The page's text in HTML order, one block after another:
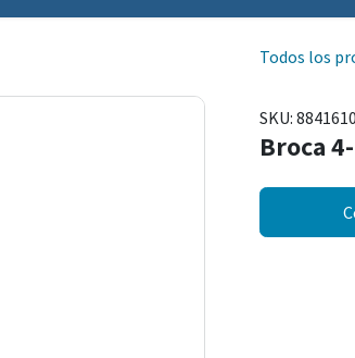
Todos los
SKU:
Broca